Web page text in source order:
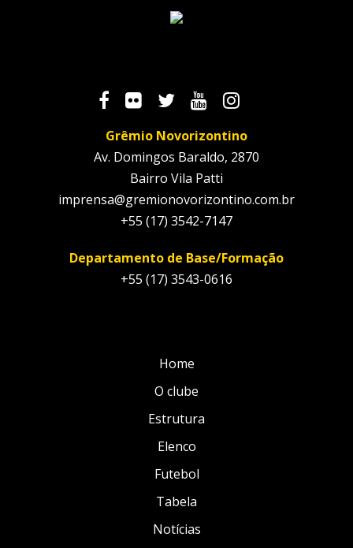
Grêmio Novorizontino
Av. Domingos Baraldo, 2870
Bairro Vila Patti
imprensa@gremionovorizontino.com.br
+55 (17) 3542-7147
Departamento de Base/Formação
+55 (17) 3543-0616
Home
O clube
Estrutura
Elenco
Futebol
Tabela
Notícias